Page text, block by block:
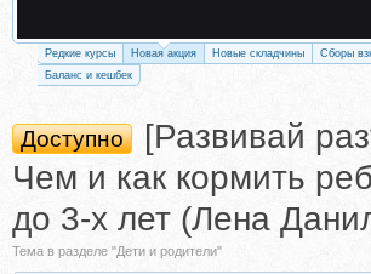
Редкие курсы Новая акция Новые складчины
Сборы
Баланс и кешбек
Доступно
[Развивай
Чем и как кормить
до 3-х лет (Лена
Тема в разделе "Дети и родители"